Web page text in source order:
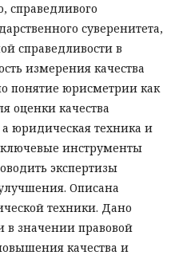
справедливого
суверенитета,
справедливости в
измерения качества
понятие юрисметрии как
оценки качества
юридическая техника и
ключевые инструменты
экспертизы
Описана
техники. Дано
в значении правовой
качества и